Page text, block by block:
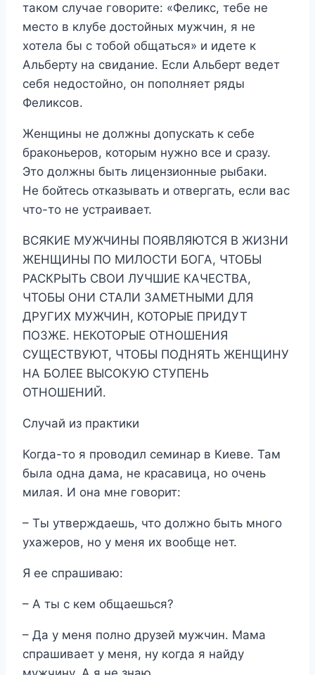
таком случае говорите: «Феликс, тебе не
место в клубе достойных мужчин, я не
хотела бы с тобой общаться» и идете к
Альберту на свидание. Если Альберт ведет
себя недостойно, он пополняет ряды
Феликсов.
Женщины не должны допускать к себе
браконьеров, которым нужно все и сразу.
Это должны быть лицензионные рыбаки.
Не бойтесь отказывать и отвергать, если вас
что-то не устраивает.
ВСЯКИЕ МУЖЧИНЫ ПОЯВЛЯЮТСЯ В ЖИЗНИ
ЖЕНЩИНЫ ПО МИЛОСТИ БОГА, ЧТОБЫ
РАСКРЫТЬ СВОИ ЛУЧШИЕ КАЧЕСТВА,
ЧТОБЫ ОНИ СТАЛИ ЗАМЕТНЫМИ ДЛЯ
ДРУГИХ МУЖЧИН, КОТОРЫЕ ПРИДУТ
ПОЗЖЕ. НЕКОТОРЫЕ ОТНОШЕНИЯ
СУЩЕСТВУЮТ, ЧТОБЫ ПОДНЯТЬ ЖЕНЩИНУ
НА БОЛЕЕ ВЫСОКУЮ СТУПЕНЬ
ОТНОШЕНИЙ.
Случай из практики
Когда-то я проводил семинар в Киеве. Там
была одна дама, не красавица, но очень
милая. И она мне говорит:
– Ты утверждаешь, что должно быть много
ухажеров, но у меня их вообще нет.
Я ее спрашиваю:
– А ты с кем общаешься?
– Да у меня полно друзей мужчин. Мама
спрашивает у меня, ну когда я найду